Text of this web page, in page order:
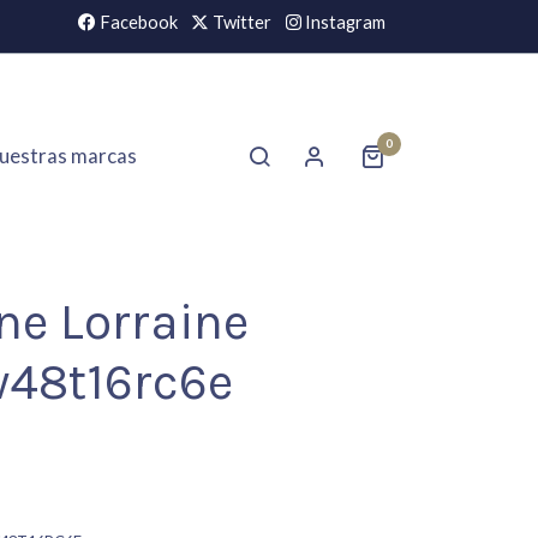
Facebook Twitter Instagram
marcas 0
Lorraine